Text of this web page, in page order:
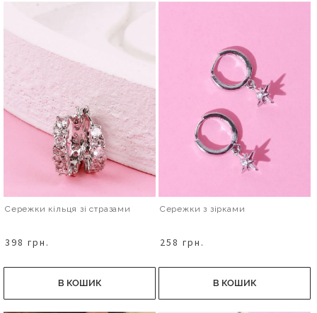
Сережки кільця зі стразами
398 грн.
В КОШИК
Сережки з зірками
258 грн.
В КОШИК